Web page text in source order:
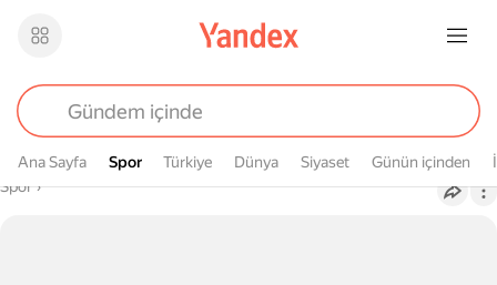
Ana Sayfa Spor
Spor Türkiye Dünya Siyaset Günün içinden
Buradasın
Spor›